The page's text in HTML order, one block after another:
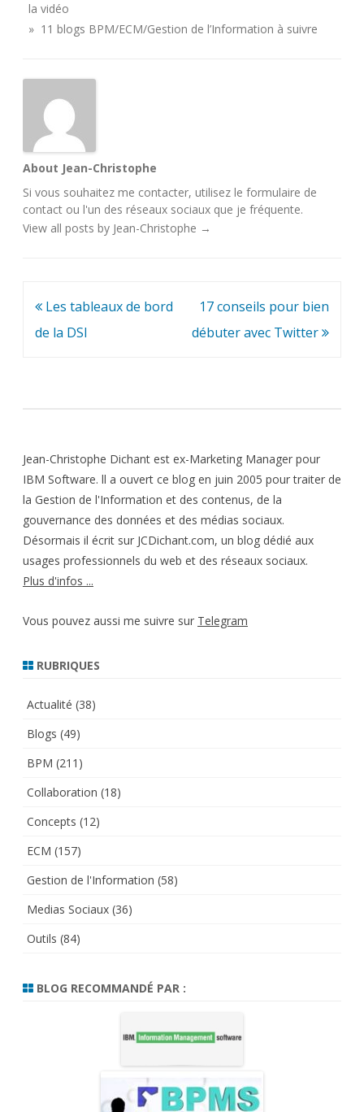
la vidéo
» 11 blogs BPM/ECM/Gestion de l’Information à suivre
About Jean-Christophe
Si vous souhaitez me contacter, utilisez le formulaire de
contact ou l'un des réseaux sociaux que je fréquente.
View all posts by Jean-Christophe →
Navigation
de
Les tableaux de bord
de la DSI
17 conseils pour bien
débuter avec Twitter
Jean-Christophe Dichant est ex-Marketing Manager pour
IBM Software. ll a ouvert ce blog en juin 2005 pour traiter de
la Gestion de l'Information et des contenus, de la
gouvernance des données et des médias sociaux.
Désormais il écrit sur JCDichant.com, un blog dédié aux
usages professionnels du web et des réseaux sociaux.
Plus d'infos ...
Vous pouvez aussi me suivre sur Telegram
RUBRIQUES
Actualité (38)
Blogs (49)
BPM (211)
Collaboration (18)
Concepts (12)
ECM (157)
Gestion de l'Information (58)
Medias Sociaux (36)
Outils (84)
BLOG RECOMMANDÉ PAR :